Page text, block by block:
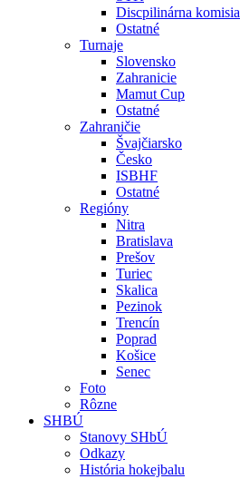
Discpilinárna komisia
Ostatné
Turnaje
Slovensko
Zahranicie
Mamut Cup
Ostatné
Zahraničie
Švajčiarsko
Česko
ISBHF
Ostatné
Regióny
Nitra
Bratislava
Prešov
Turiec
Skalica
Pezinok
Trencín
Poprad
Košice
Senec
Foto
Rôzne
SHBÚ
Stanovy SHbÚ
Odkazy
História hokejbalu